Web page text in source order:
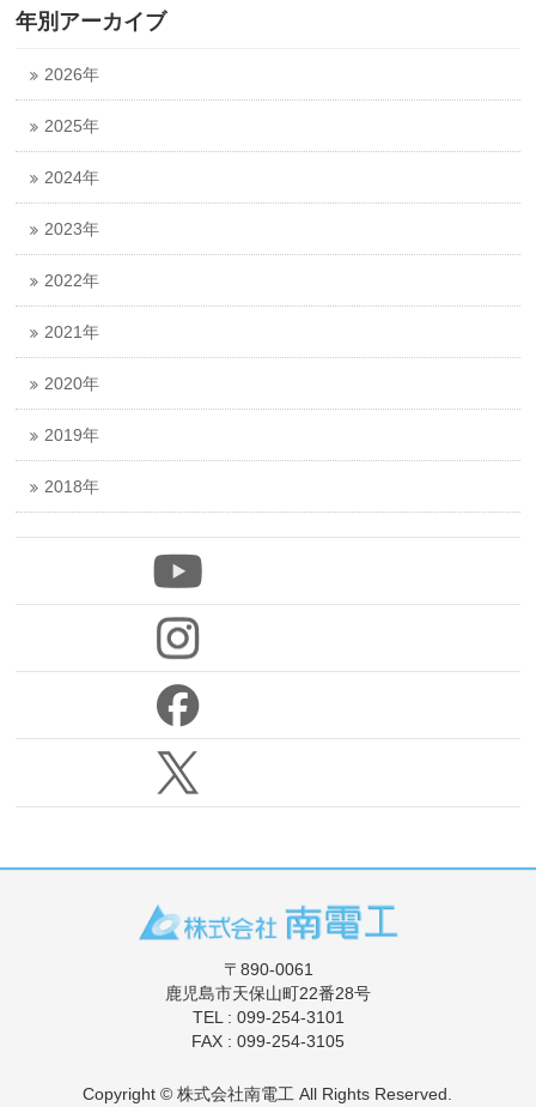
年別アーカイブ
2026年
2025年
2024年
2023年
2022年
2021年
2020年
2019年
2018年
〒890-0061
鹿児島市天保山町22番28号
TEL : 099-254-3101
FAX : 099-254-3105
Copyright ©株式会社南電工 All Rights Reserved.